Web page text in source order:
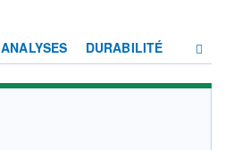
ANALYSES DURABILITÉ